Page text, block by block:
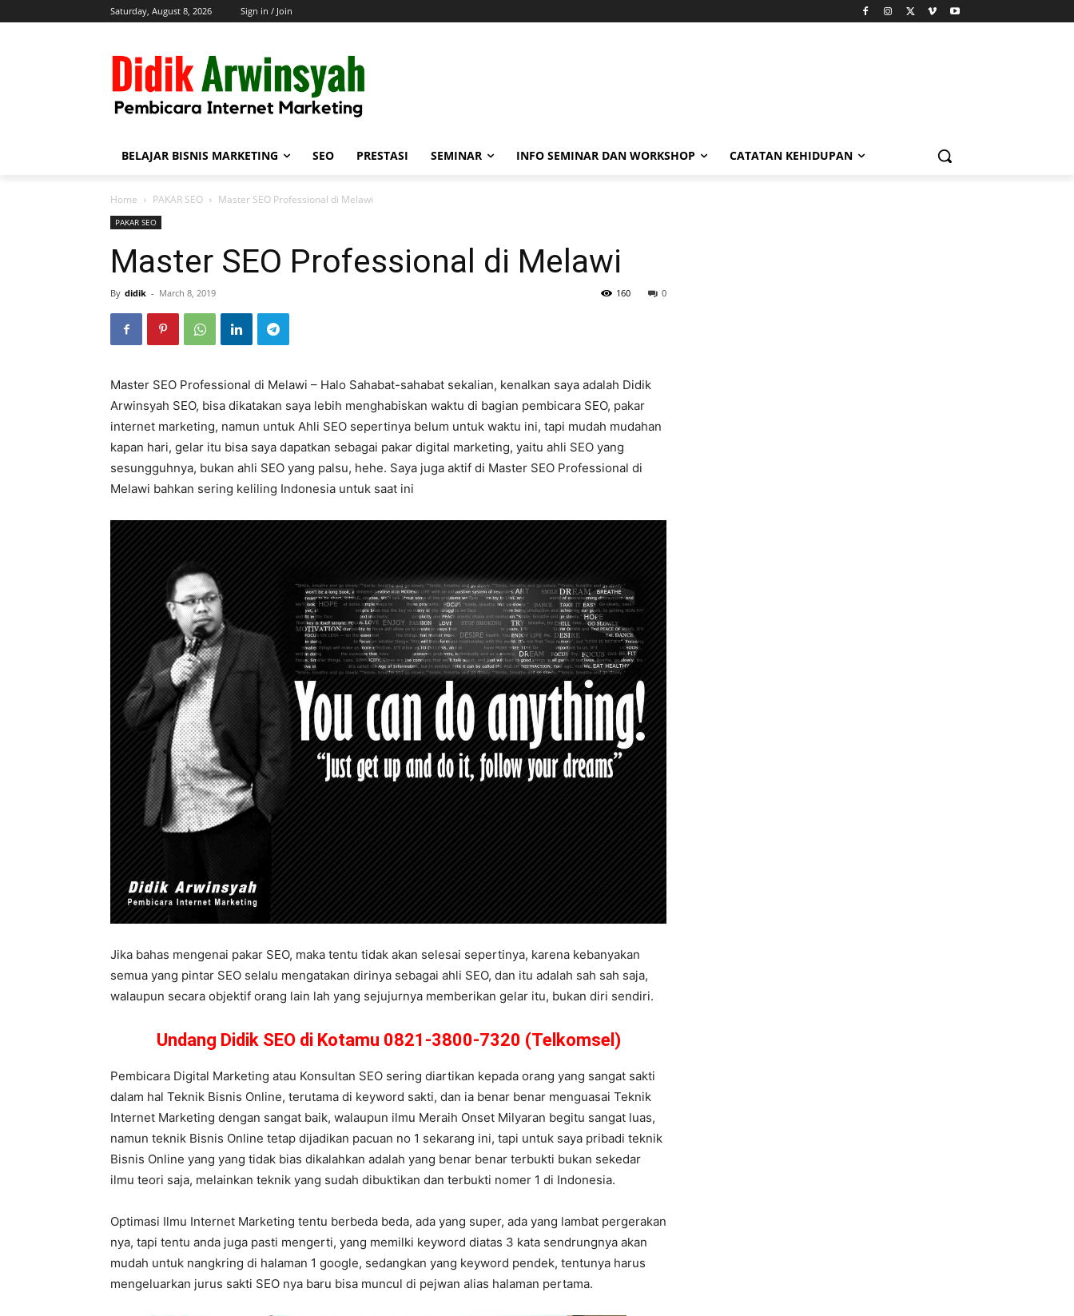
Saturday, August 8, 2026 Sign in / Join
BELAJAR BISNIS MARKETING SEO PRESTASI SEMINAR INFO SEMINAR DAN WORKSHOP CATATAN KEHIDUPAN
Home PAKAR SEO Master SEO Professional di Melawi
PAKAR SEO
Master SEO Professional di Melawi
By didik - March 8, 2019 0
160
Master SEO Professional di Melawi – Halo Sahabat-sahabat sekalian, kenalkan saya adalah Didik
Arwinsyah SEO, bisa dikatakan saya lebih menghabiskan waktu di bagian pembicara SEO, pakar
internet marketing, namun untuk Ahli SEO sepertinya belum untuk waktu ini, tapi mudah mudahan
kapan hari, gelar itu bisa saya dapatkan sebagai pakar digital marketing, yaitu ahli SEO yang
sesungguhnya, bukan ahli SEO yang palsu, hehe. Saya juga aktif di Master SEO Professional di
Melawi bahkan sering keliling Indonesia untuk saat ini
Jika bahas mengenai pakar SEO, maka tentu tidak akan selesai sepertinya, karena kebanyakan
semua yang pintar SEO selalu mengatakan dirinya sebagai ahli SEO, dan itu adalah sah sah saja,
walaupun secara objektif orang lain lah yang sejujurnya memberikan gelar itu, bukan diri sendiri.
Undang Didik SEO di Kotamu 0821-3800-7320 (Telkomsel)
Pembicara Digital Marketing atau Konsultan SEO sering diartikan kepada orang yang sangat sakti
dalam hal Teknik Bisnis Online, terutama di keyword sakti, dan ia benar benar menguasai Teknik
Internet Marketing dengan sangat baik, walaupun ilmu Meraih Onset Milyaran begitu sangat luas,
namun teknik Bisnis Online tetap dijadikan pacuan no 1 sekarang ini, tapi untuk saya pribadi teknik
Bisnis Online yang yang tidak bias dikalahkan adalah yang benar benar terbukti bukan sekedar
ilmu teori saja, melainkan teknik yang sudah dibuktikan dan terbukti nomer 1 di Indonesia.
Optimasi Ilmu Internet Marketing tentu berbeda beda, ada yang super, ada yang lambat pergerakan
nya, tapi tentu anda juga pasti mengerti, yang memilki keyword diatas 3 kata sendrungnya akan
mudah untuk nangkring di halaman 1 google, sedangkan yang keyword pendek, tentunya harus
mengeluarkan jurus sakti SEO nya baru bisa muncul di pejwan alias halaman pertama.